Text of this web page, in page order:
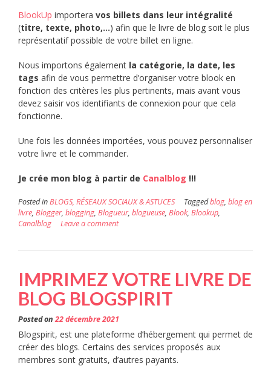
BlookUp importera vos billets dans leur intégralité
(titre, texte, photo,…) afin que le livre de blog soit le plus
représentatif possible de votre billet en ligne.
Nous importons également la catégorie, la date, les
tags afin de vous permettre d’organiser votre blook en
fonction des critères les plus pertinents, mais avant vous
devez saisir vos identifiants de connexion pour que cela
fonctionne.
Une fois les données importées, vous pouvez personnaliser
votre livre et le commander.
Je crée mon blog à partir de Canalblog !!!
Posted inBLOGS, RÉSEAUX SOCIAUX & ASTUCES Taggedblog, blog en
livre, Blogger, blogging, Blogueur, blogueuse, Blook, Blookup,
Canalblog
Leave a comment
IMPRIMEZ VOTRE LIVRE DE
BLOG BLOGSPIRIT
Posted on22 décembre 2021
Blogspirit, est une plateforme d’hébergement qui permet de
créer des blogs. Certains des services proposés aux
membres sont gratuits, d’autres payants.